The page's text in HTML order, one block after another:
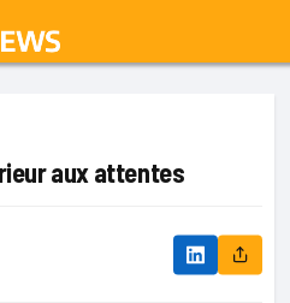
aux attentes